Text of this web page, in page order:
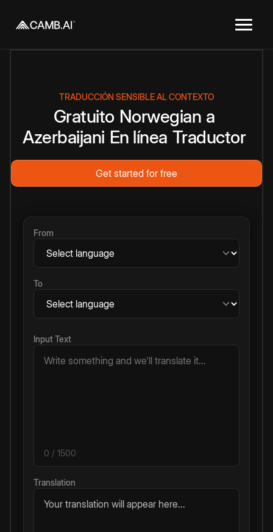
TRADUCCIÓN SENSIBLE AL CONTEXTO
Gratuito Norwegian a
Azerbaijani En línea Traductor
Get started for free
From
To
Input Text
0 / 1500
Translation
Your translation will appear here...